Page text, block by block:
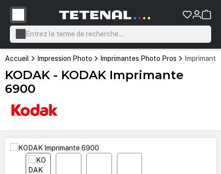
principal
Accueil Impression Photo Imprimantes Photo Pros
KODAK - KODAK Imprimante
6900
Ignorer la galerie d'images